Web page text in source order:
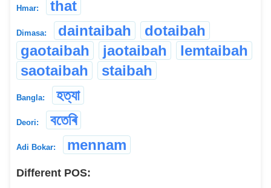
Hmar: that
Dimasa: daintaibah
dotaibah
gaotaibah
jaotaibah
lemtaibah
saotaibah
staibah
Bangla: হত্যা
Deori: বতেৰি
Adi Bokar: mennam
Different POS: